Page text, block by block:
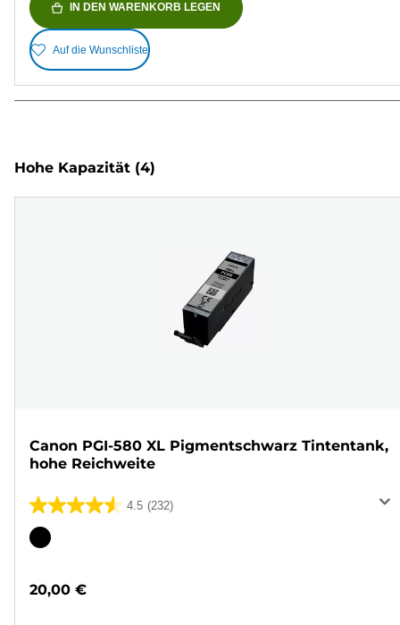
IN DEN WARENKORB LEGEN
Auf die Wunschliste
Hohe Kapazität (4)
Canon PGI-580 XL Pigmentschwarz Tintentank,
hohe Reichweite
4.5 (232)
4.5
von
232
Farbpatrone
20,00 €